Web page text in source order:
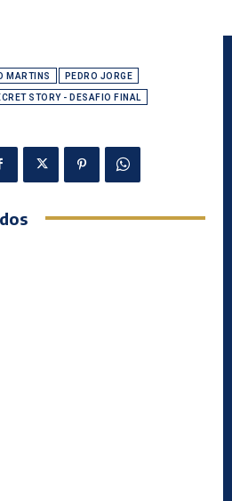
MARTINS PEDRO JORGE
STORY - DESAFIO FINAL